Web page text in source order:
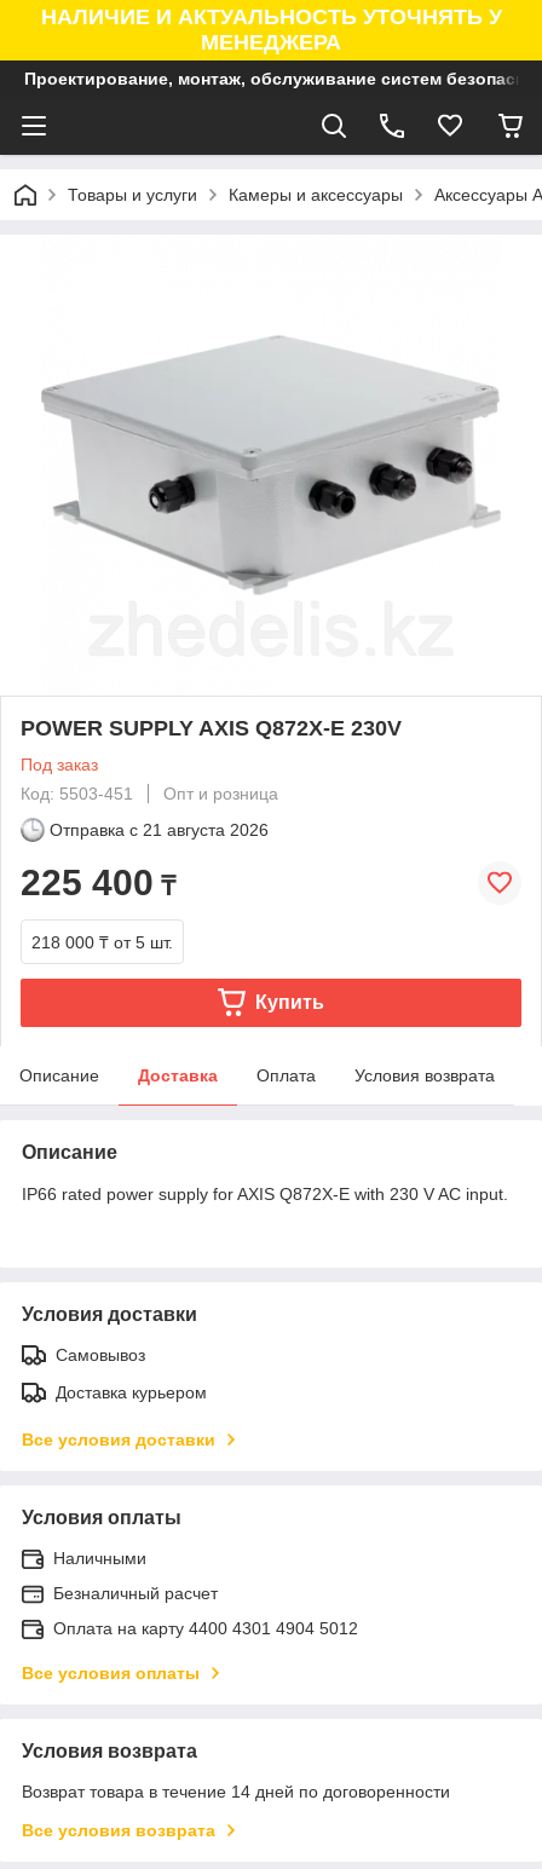
НАЛИЧИЕ И АКТУАЛЬНОСТЬ УТОЧНЯТЬ У
МЕНЕДЖЕРА
Проектирование, монтаж, обслуживание систем
Товары и услуги Камеры и аксессуары Аксессуары
POWER SUPPLY AXIS Q872X-E 230V
Под заказ
Код: 5503-451
Опт и розница
Отправка с 21 августа 2026
225 400 ₸
218 000 ₸ от 5 шт.
Купить
Описание Доставка Оплата Условия возврата
Описание
IP66 rated power supply for AXIS Q872X-E with 230 V AC input.
Условия доставки
Самовывоз
Доставка курьером
Все условия доставки
Условия оплаты
Наличными
Безналичный расчет
Оплата на карту 4400 4301 4904 5012
Все условия оплаты
Условия возврата
Возврат товара в течение 14 дней по договоренности
Все условия возврата